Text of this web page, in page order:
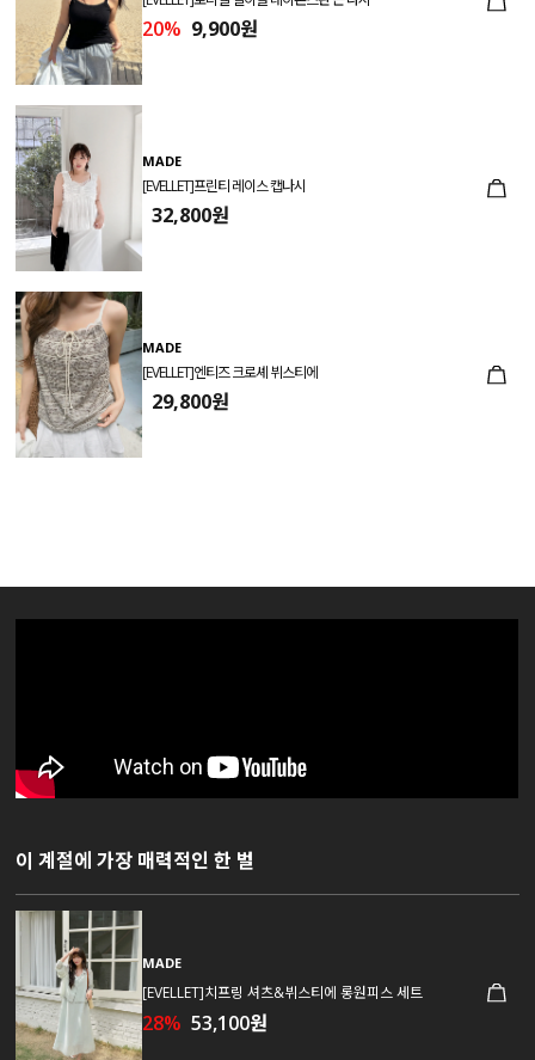
20% 9,900원
MADE
[EVELLET]프린티 레이스 캡나시
32,800원
MADE
[EVELLET]엔티즈 크로셰 뷔스티에
29,800원
이 계절에 가장 매력적인 한 벌
MADE
[EVELLET]치프링 셔츠&뷔스티에 롱원피스 세트
28% 53,100원